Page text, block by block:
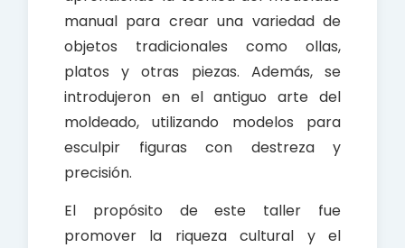
manual para crear una variedad de
objetos tradicionales como ollas,
platos y otras piezas. Además, se
introdujeron en el antiguo arte del
moldeado, utilizando modelos para
esculpir figuras con destreza y
precisión.
El propósito de este taller fue
promover la riqueza cultural y el